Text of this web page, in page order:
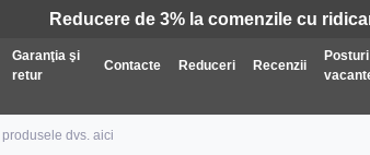
Tehnică: Livrare gratuită
Garanţia şi
retur
Contacte Reduceri Recenzii
Posturi